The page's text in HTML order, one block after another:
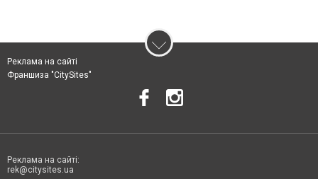
Реклама на сайті
Франшиза "CitySites"
Реклама на сайті:
rek@citysites.ua